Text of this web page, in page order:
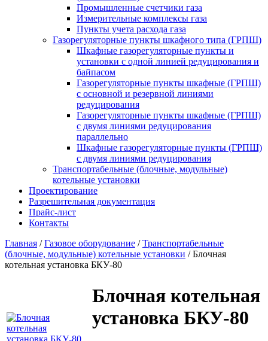
Промышленные счетчики газа
Измерительные комплексы газа
Пункты учета расхода газа
Газорегуляторные пункты шкафного типа (ГРПШ)
Шкафные газорегуляторные пункты и
установки c одной линией редуцирования и
байпасом
Газорегуляторные пункты шкафные (ГРПШ)
с основной и резервной линиями
редуцирования
Газорегуляторные пункты шкафные (ГРПШ)
с двумя линиями редуцирования
параллельно
Шкафные газорегуляторные пункты (ГРПШ)
c двумя линиями редуцирования
Транспортабельные (блочные, модульные)
котельные установки
Проектирование
Разрешительная документация
Прайс-лист
Контакты
Главная / Газовое оборудование / Транспортабельные
(блочные, модульные) котельные установки / Блочная
котельная установка БКУ-80
Блочная котельная
установка БКУ-80